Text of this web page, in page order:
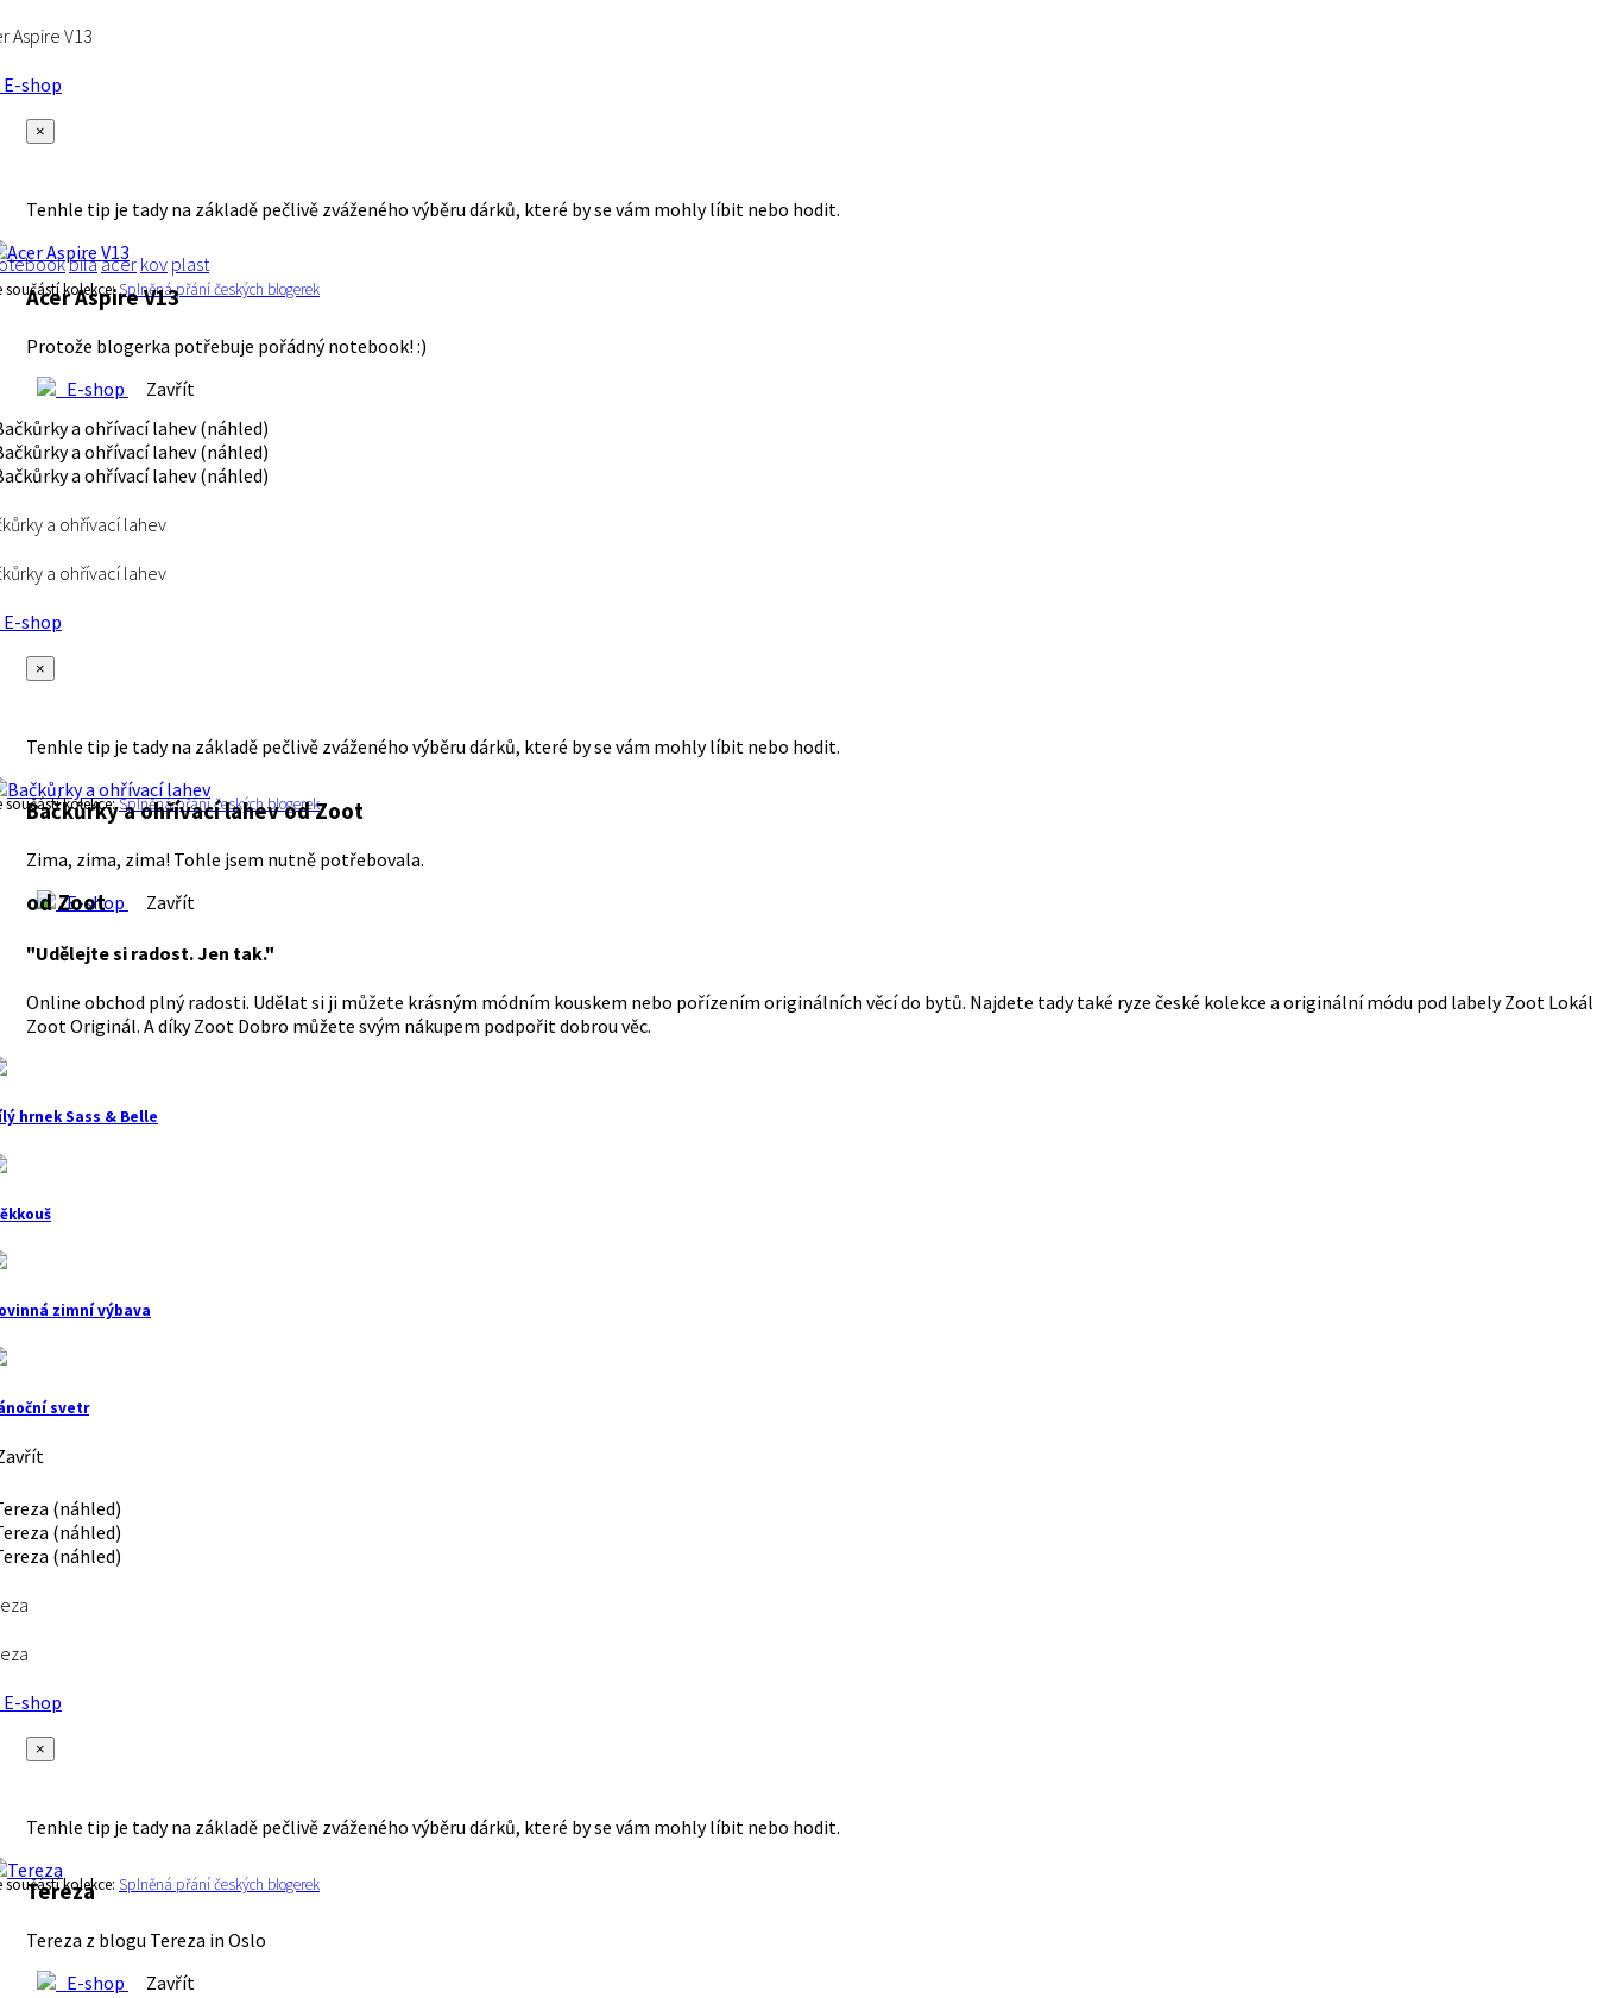
Aspire V13
shop
×
Tenhle tip je tady na základě pečlivě zváženého výběru dárků, které by se vám mohly líbit nebo hodit.
bíláacer kov plast
součástí kolekce:Splněná přání českých blogerek
Acer Aspire V13
Protože blogerka potřebuje pořádný notebook! :)
E-shop
Zavřít
a ohřívací lahev
a ohřívací lahev
shop
×
Tenhle tip je tady na základě pečlivě zváženého výběru dárků, které by se vám mohly líbit nebo hodit.
součástí kolekce:Splněná přání českých blogerek
Bačkůrky a ohřívací lahevod Zoot
Zima, zima, zima! Tohle jsem nutně potřebovala.
E-shop
Zavřít
od Zoot
"Udělejte si radost. Jen tak."
Online obchod plný radosti. Udělat si ji můžete krásným módním kouskem nebo pořízením originálních věcí do bytů. Najdete tady také ryze české kolekce a originální módu pod labely Zoot Lokál
Zoot Originál. A díky Zoot Dobro můžete svým nákupem podpořit dobrou věc.
hrnek Sass & Belle
zimní výbava
svetr
shop
×
Tenhle tip je tady na základě pečlivě zváženého výběru dárků, které by se vám mohly líbit nebo hodit.
součástí kolekce: Splněná přání českých blogerek
Tereza
Tereza z blogu Tereza in Oslo
E-shop
Zavřít